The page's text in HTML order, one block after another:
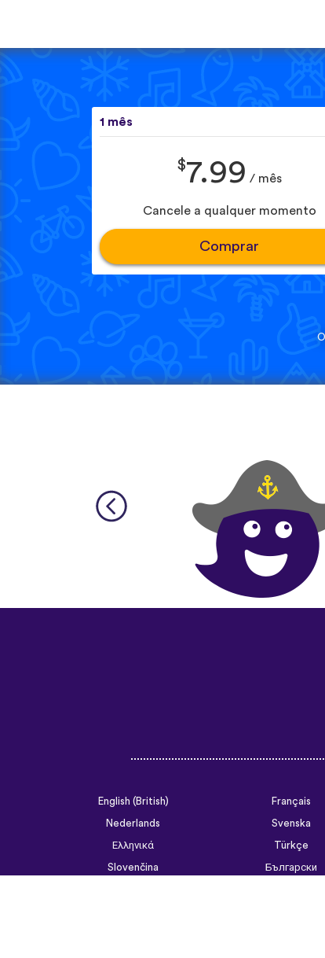
1 mês
$7.99 / mês
Cancele a qualquer momento
Comprar
English (British) Français
Nederlands
Svenska
Ελληνικά
Türkçe
Slovenčina
Български